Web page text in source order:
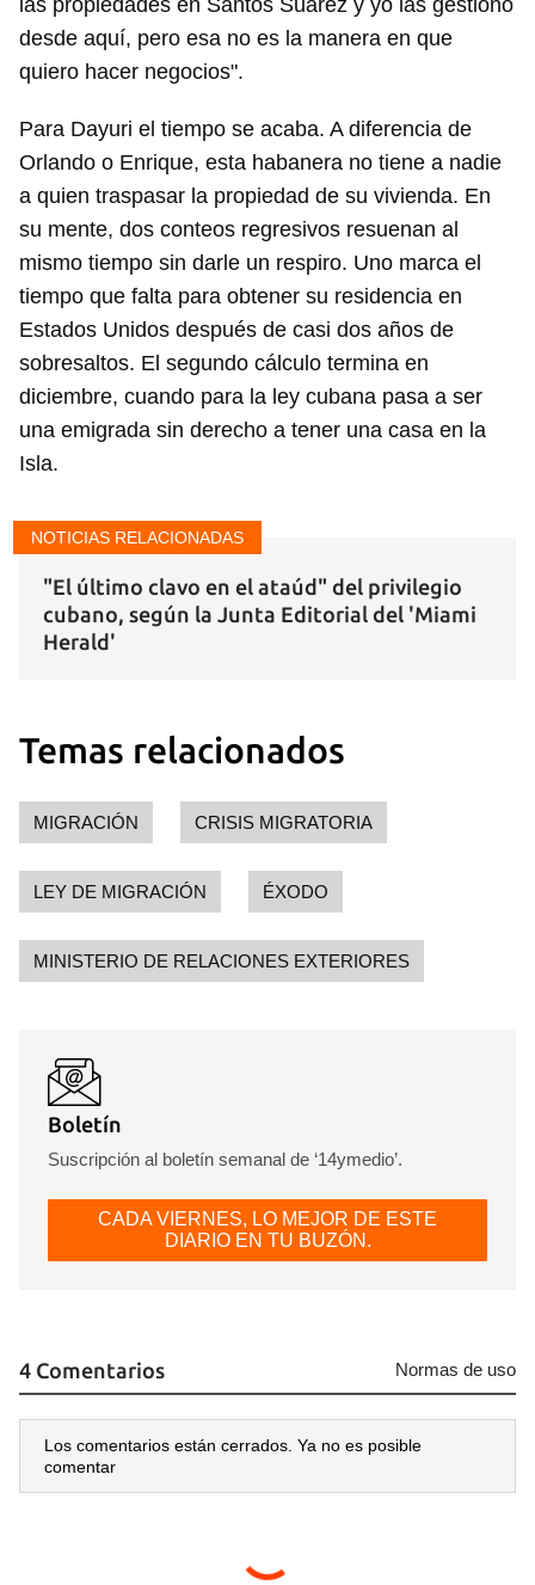
las propiedades en Santos Suárez y yo las gestiono
desde aquí, pero esa no es la manera en que
quiero hacer negocios".
Para Dayuri el tiempo se acaba. A diferencia de
Orlando o Enrique, esta habanera no tiene a nadie
a quien traspasar la propiedad de su vivienda. En
su mente, dos conteos regresivos resuenan al
mismo tiempo sin darle un respiro. Uno marca el
tiempo que falta para obtener su residencia en
Estados Unidos después de casi dos años de
sobresaltos. El segundo cálculo termina en
diciembre, cuando para la ley cubana pasa a ser
una emigrada sin derecho a tener una casa en la
Isla.
NOTICIAS RELACIONADAS
"El último clavo en el ataúd" del privilegio
cubano, según la Junta Editorial del 'Miami
Herald'
Temas relacionados
MIGRACIÓN CRISIS MIGRATORIA
LEY DE MIGRACIÓN ÉXODO
MINISTERIO DE RELACIONES EXTERIORES
Boletín
Suscripción al boletín semanal de ‘14ymedio’.
CADA VIERNES, LO MEJOR DE ESTE
DIARIO EN TU BUZÓN.
4 Comentarios Normas de uso
Los comentarios están cerrados. Ya no es posible
comentar